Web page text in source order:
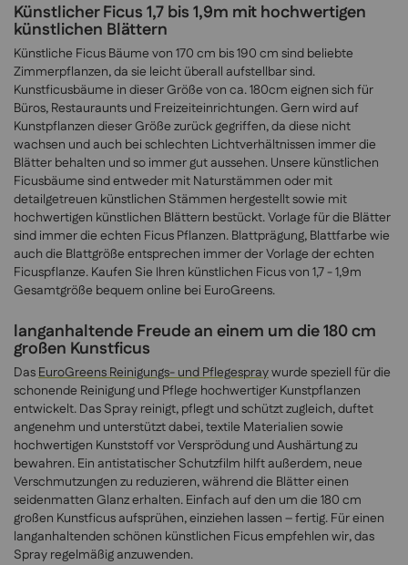
Künstlicher Ficus 1,7 bis 1,9m mit hochwertigen
künstlichen Blättern
Künstliche Ficus Bäume von 170 cm bis 190 cm sind beliebte
Zimmerpflanzen, da sie leicht überall aufstellbar sind.
Kunstficusbäume in dieser Größe von ca. 180cm eignen sich für
Büros, Restauraunts und Freizeiteinrichtungen. Gern wird auf
Kunstpflanzen dieser Größe zurück gegriffen, da diese nicht
wachsen und auch bei schlechten Lichtverhältnissen immer die
Blätter behalten und so immer gut aussehen. Unsere künstlichen
Ficusbäume sind entweder mit Naturstämmen oder mit
detailgetreuen künstlichen Stämmen hergestellt sowie mit
hochwertigen künstlichen Blättern bestückt. Vorlage für die Blätter
sind immer die echten Ficus Pflanzen. Blattprägung, Blattfarbe wie
auch die Blattgröße entsprechen immer der Vorlage der echten
Ficuspflanze. Kaufen Sie Ihren künstlichen Ficus von 1,7 - 1,9m
Gesamtgröße bequem online bei EuroGreens.
langanhaltende Freude an einem um die 180 cm
großen Kunstficus
Das EuroGreens Reinigungs- und Pflegespraywurde speziell für die
schonende Reinigung und Pflege hochwertiger Kunstpflanzen
entwickelt. Das Spray reinigt, pflegt und schützt zugleich, duftet
angenehm und unterstützt dabei, textile Materialien sowie
hochwertigen Kunststoff vor Versprödung und Aushärtung zu
bewahren. Ein antistatischer Schutzfilm hilft außerdem, neue
Verschmutzungen zu reduzieren, während die Blätter einen
seidenmatten Glanz erhalten. Einfach auf den um die 180 cm
großen Kunstficus aufsprühen, einziehen lassen – fertig. Für einen
langanhaltenden schönen künstlichen Ficus empfehlen wir, das
Spray regelmäßig anzuwenden.